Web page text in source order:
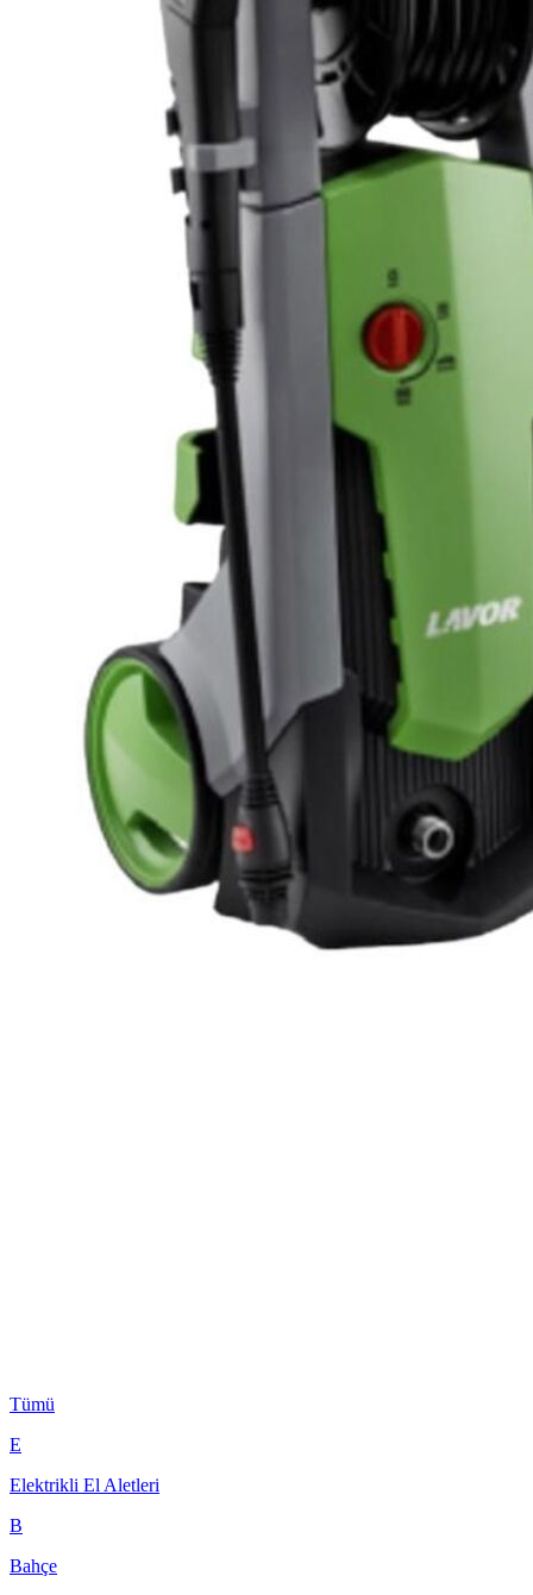
Tümü
E
Elektrikli El Aletleri
B
Bahçe